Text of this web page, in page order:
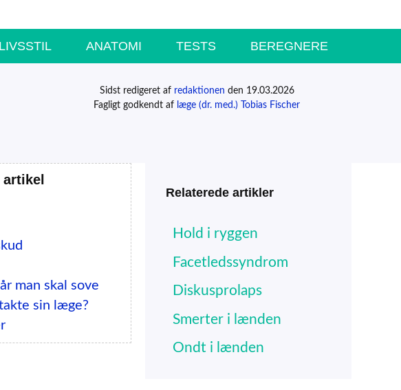
LIVSSTIL ANATOMI TESTS BEREGNERE
Sidst redigeret af redaktionen den 19.03.2026
Fagligt godkendt af læge (dr. med.) Tobias Fischer
man skal sove
sin læge?
Relaterede artikler
Hold i ryggen
Facetledssyndrom
Diskusprolaps
Smerter i lænden
Ondt i lænden